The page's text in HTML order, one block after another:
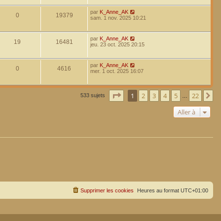
0 19379 par K_Anne_AK
sam. 1 nov. 2025 10:21
19 16481 par K_Anne_AK
jeu. 23 oct. 2025 20:15
0 4616 par K_Anne_AK
mer. 1 oct. 2025 16:07
533 sujets Page sur 22
1 2 3 4 5 22
Aller à
Heures au format UTC+01:00
Supprimer les cookies